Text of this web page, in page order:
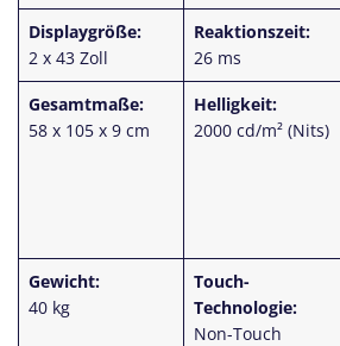
Displaygröße:
2 x 43 Zoll
Reaktionszeit:
26 ms
Gesamtmaße:
58 x 105 x 9 cm
Helligkeit:
2000 cd/m² (Nits)
Gewicht:
40 kg
Touch-
Technologie:
Non-Touch